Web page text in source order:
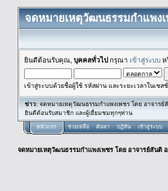
จดหมายเหตุวัฒนธรรมกำแพง
ยินดีต้อนรับคุณ, บุคคลทั่วไปกรุณา เข้าสู่ระบบ ห
เข้าสู่ระบบด้วยชื่อผู้ใช้ รหัสผ่าน และระยะเวลาในเซส
ข่าว: จดหมายเหตุวัฒนธรรมกำแพงเพชร โดย อาจารย์
ยินดีต้อนรับสมาชิก และผู้เยื่ยมชมทุกๆท่าน
หน้าแรก ช่วยเหลือ ค้นหา ปฏิทิน เข้าสู่ระบบ
จดหมายเหตุวัฒนธรรมกำแพงเพชร โดย อาจารย์สันติ